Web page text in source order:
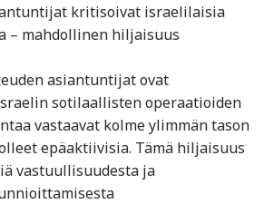
kritisoivat israelilaisia
– mahdollinen hiljaisuus
asiantuntijat ovat
sotilaallisten operaatioiden
vastaavat kolme ylimmän tason
epäaktiivisia. Tämä hiljaisuus
vastuullisuudesta ja